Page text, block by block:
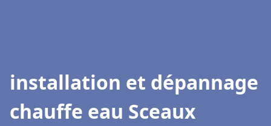
installation et dépannage
chauffe eau Sceaux